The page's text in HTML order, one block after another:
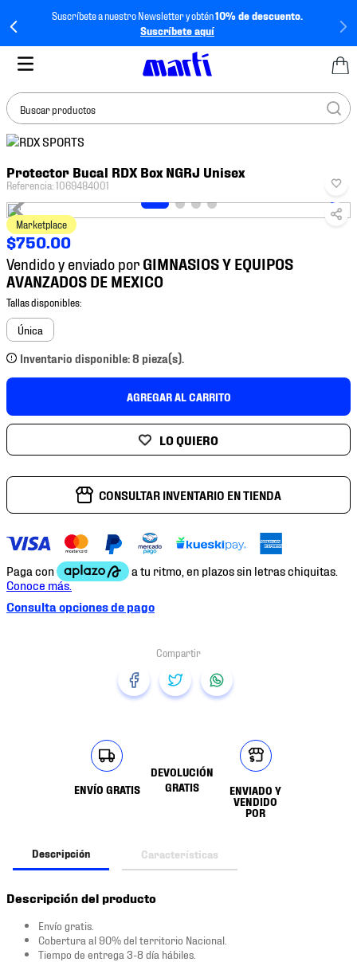
Suscríbete a nuestro Newsletter y obtén10% de descuento.
Suscríbete aquí
Buscar productos
Protector Bucal RDX Box NGRJ Unisex
Referencia:1069484001
Marketplace
$750.00
Vendido y enviado por
Única
Inventario disponible: 8 pieza(s).
AGREGAR AL CARRITO
CONSULTAR INVENTARIO EN TIENDA
Consulta opciones de pago
ENVÍO GRATIS
DEVOLUCIÓN
GRATIS
ENVIADO Y
VENDIDO
POR
Descripción Características
Descripción del producto
Envío gratis.
Cobertura al 90% del territorio Nacional.
Tiempo de entrega 3-8 día hábiles.
BUSCADOS
2.
tenis hombre
3
tenis
4.
jersey
5.
tenis futbol
6.
mochila
7.
chivas
9.
tenis niño